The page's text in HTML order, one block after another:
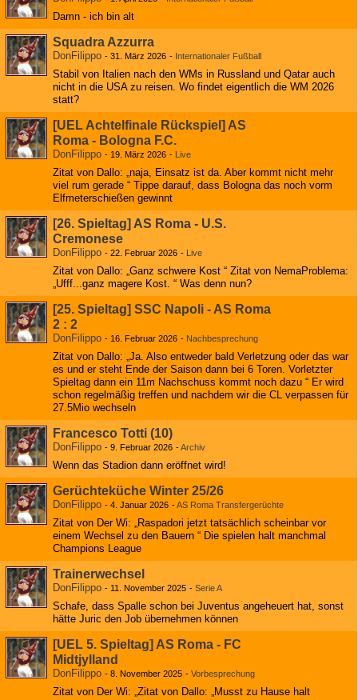
Damn - ich bin alt
Squadra Azzurra
DonFilippo - 31. März 2026 - Internationaler Fußball
Stabil von Italien nach den WMs in Russland und Qatar auch
nicht in die USA zu reisen. Wo findet eigentlich die WM 2026
statt?
[UEL Achtelfinale Rückspiel] AS
Roma - Bologna F.C.
DonFilippo - 19. März 2026 - Live
Zitat von Dallo: „naja, Einsatz ist da. Aber kommt nicht mehr
viel rum gerade “ Tippe darauf, dass Bologna das noch vorm
Elfmeterschießen gewinnt
[26. Spieltag] AS Roma - U.S.
Cremonese
DonFilippo - 22. Februar 2026 - Live
Zitat von Dallo: „Ganz schwere Kost “ Zitat von NemaProblema:
„Ufff...ganz magere Kost. “ Was denn nun?
[25. Spieltag] SSC Napoli - AS Roma
2 : 2
DonFilippo - 16. Februar 2026 - Nachbesprechung
Zitat von Dallo: „Ja. Also entweder bald Verletzung oder das war
es und er steht Ende der Saison dann bei 6 Toren. Vorletzter
Spieltag dann ein 11m Nachschuss kommt noch dazu “ Er wird
schon regelmäßig treffen und nachdem wir die CL verpassen für
27.5Mio wechseln
Francesco Totti (10)
DonFilippo - 9. Februar 2026 -Archiv
Wenn das Stadion dann eröffnet wird!
Gerüchteküche Winter 25/26
DonFilippo - 4. Januar 2026 -AS Roma Transfergerüchte
Zitat von Der Wi: „Raspadori jetzt tatsächlich scheinbar vor
einem Wechsel zu den Bauern “ Die spielen halt manchmal
Champions League
Trainerwechsel
DonFilippo - 11. November 2025 - Serie A
Schafe, dass Spalle schon bei Juventus angeheuert hat, sonst
hätte Juric den Job übernehmen können
[UEL 5. Spieltag] AS Roma - FC
Midtjylland
DonFilippo - 8. November 2025 - Vorbesprechung
Zitat von Der Wi: „Zitat von Dallo: „Musst zu Hause halt